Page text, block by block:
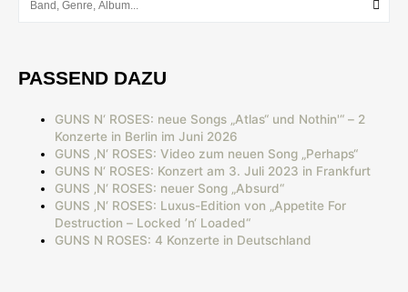
PASSEND DAZU
GUNS N‘ ROSES: neue Songs „Atlas“ und Nothin'“ – 2
Konzerte in Berlin im Juni 2026
GUNS ‚N‘ ROSES: Video zum neuen Song „Perhaps“
GUNS N‘ ROSES: Konzert am 3. Juli 2023 in Frankfurt
GUNS ‚N‘ ROSES: neuer Song „Absurd“
GUNS ‚N‘ ROSES: Luxus-Edition von „Appetite For
Destruction – Locked ’n‘ Loaded“
GUNS N ROSES: 4 Konzerte in Deutschland